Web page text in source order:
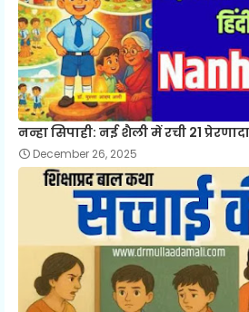
नन्हा सिपाही: नई शैली में रची 21
December 26, 2025